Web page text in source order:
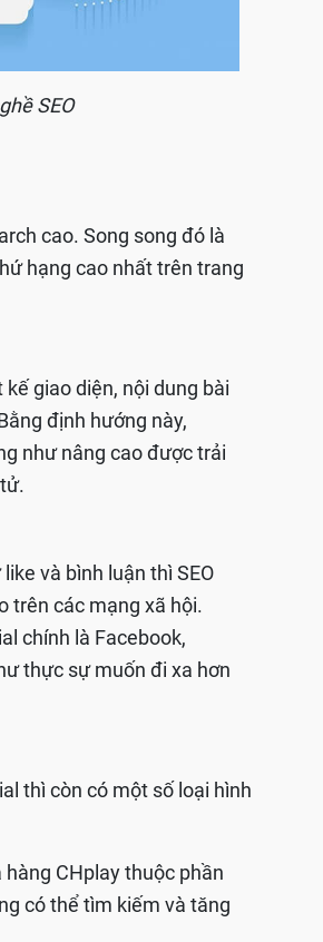
SEO
cao. Song song đó là
hạng cao nhất trên trang
giao diện, nội dung bài
định hướng này,
như nâng cao được trải
và bình luận thì SEO
trên các mạng xã hội.
chính là Facebook,
thực sự muốn đi xa hơn
thì còn có một số loại hình
CHplay thuộc phần
có thể tìm kiếm và tăng